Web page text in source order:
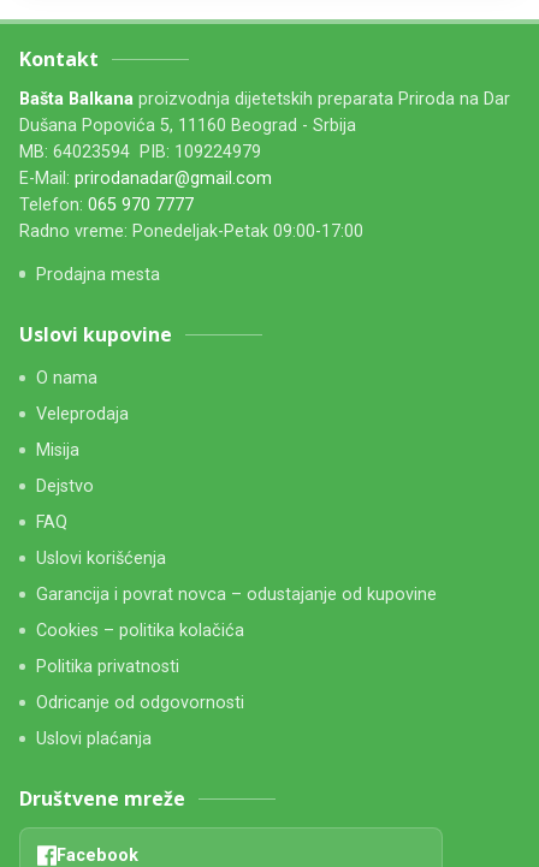
Kontakt
Bašta Balkana proizvodnja dijetetskih preparata Priroda na Dar
Dušana Popovića 5, 11160 Beograd - Srbija
MB: 64023594 PIB: 109224979
E-Mail: prirodanadar@gmail.com
Telefon: 065 970 7777
Radno vreme: Ponedeljak-Petak 09:00-17:00
Prodajna mesta
Uslovi kupovine
O nama
Veleprodaja
Misija
Dejstvo
FAQ
Uslovi korišćenja
Garancija i povrat novca – odustajanje od kupovine
Cookies – politika kolačića
Politika privatnosti
Odricanje od odgovornosti
Uslovi plaćanja
Društvene mreže
Facebook